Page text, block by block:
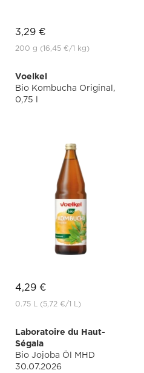
3,29 €
200 g (16,45 €/1 kg)
Voelkel
Bio Kombucha Original,
0,75 l
4,29 €
0.75 L (5,72 €/1 L)
Laboratoire du Haut-
Ségala
Bio Jojoba Öl MHD
30.07.2026